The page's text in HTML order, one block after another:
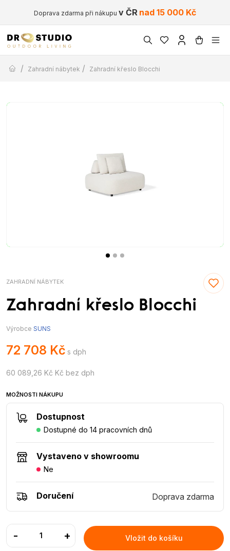
Doprava zdarma při nákupu v ČR nad 15 000 Kč
/ Zahradní nábytek / Zahradní křeslo Blocchi
ZAHRADNÍ NÁBYTEK
Zahradní křeslo Blocchi
Výrobce SUNS
72 708 Kč s dph
60 089,26 Kč Kč bez dph
MOŽNOSTI NÁKUPU
Dostupnost
Dostupné do 14 pracovních dnů
Vystaveno v showroomu
Ne
Doručení Doprava zdarma
- + Vložit do košíku